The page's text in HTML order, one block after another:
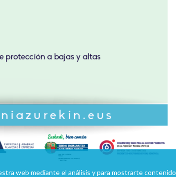
web mediante el análisis y para mostrarte contenido